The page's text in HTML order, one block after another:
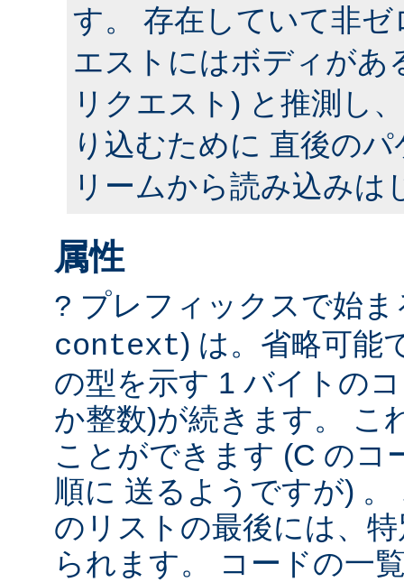
す。 存在していて非
エストにはボディがあ
リクエスト) と推測し
り込むために 直後の
リームから読み込みは
属性
? プレフィックスで始
context) は。省略可能
の型を示す 1 バイトの
か整数)が続きます。 こ
ことができます (C のコ
順に 送るようですが)
のリストの最後には、
られます。 コードの一